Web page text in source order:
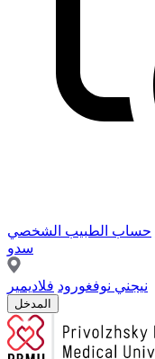
حساب الطبيب الشخصي
سدو
نيجني نوفغورود فلاديمير
المدخل